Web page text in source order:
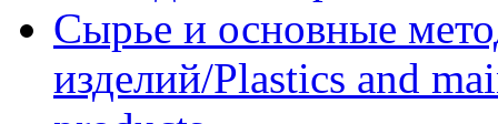
Сырье и основные
изделий/Plastics and